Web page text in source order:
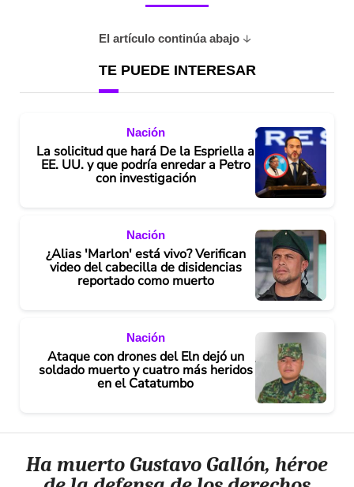
El artículo continúa abajo
TE PUEDE INTERESAR
Nación
La solicitud que hará De la Espriella a
EE. UU. y que podría enredar a Petro
con investigación
Nación
¿Alias 'Marlon' está vivo? Verifican
video del cabecilla de disidencias
reportado como muerto
Nación
Ataque con drones del Eln dejó un
soldado muerto y cuatro más heridos
en el Catatumbo
Ha muerto Gustavo Gallón, héroe